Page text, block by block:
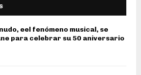
eel fenómeno musical, se
para celebrar su 50 aniversario